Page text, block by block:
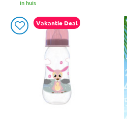
in huis
Vakantie Deal